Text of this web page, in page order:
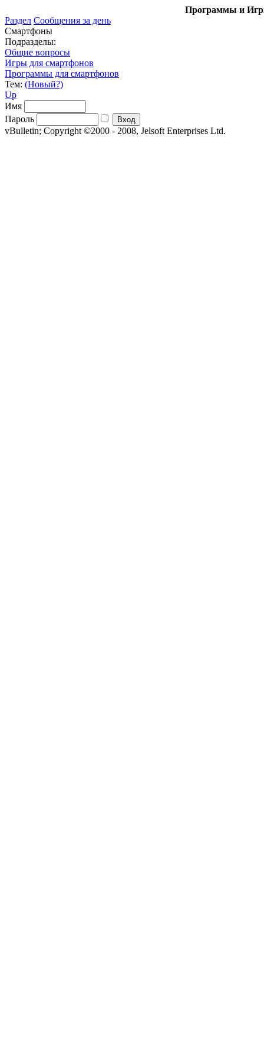
Программы и
Раздел Сообщения за день
Смартфоны
Подразделы:
Общие вопросы
Игры для смартфонов
Программы для смартфонов
Тем: (Новый?)
Up
Имя
Пароль
vBulletin; Copyright ©2000 - 2008, Jelsoft Enterprises Ltd.